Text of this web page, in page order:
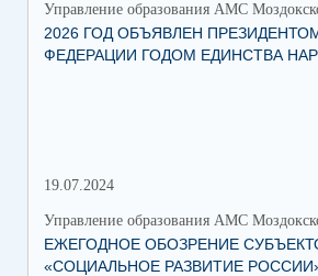
Управление образования АМС
2026 ГОД ОБЪЯВЛЕН
ФЕДЕРАЦИИ ГОДОМ ЕДИНСТВА
19.07.2024
Управление образования АМС
ЕЖЕГОДНОЕ ОБОЗРЕНИЕ
«СОЦИАЛЬНОЕ РАЗВИТИЕ